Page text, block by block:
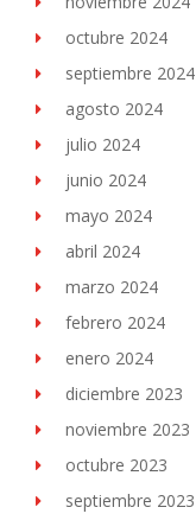
octubre 2024
septiembre 2024
agosto 2024
julio 2024
junio 2024
mayo 2024
abril 2024
marzo 2024
febrero 2024
enero 2024
diciembre 2023
noviembre 2023
octubre 2023
septiembre 2023